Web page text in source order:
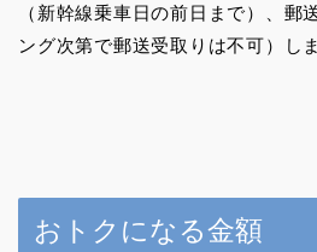
（新幹線乗車日の前日まで）、郵
ング次第で郵送受取りは不可）しま
おトクになる金額